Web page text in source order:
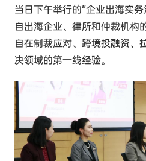
当日下午举行的“企业出海实
自出海企业、律所和仲裁机构
自在制裁应对、跨境投融资、
决领域的第一线经验。